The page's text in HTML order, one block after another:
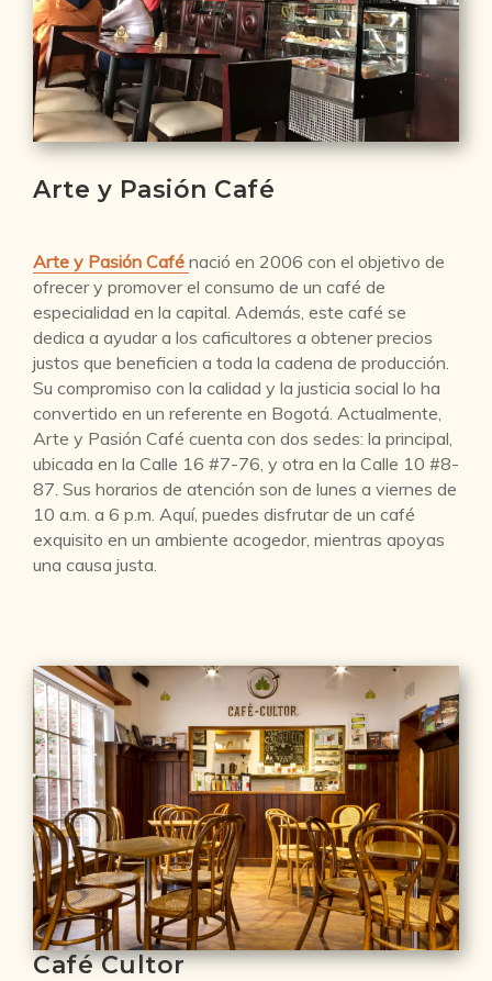
Arte y Pasión Café
Arte y Pasión Café nació en 2006 con el objetivo de
ofrecer y promover el consumo de un café de
especialidad en la capital. Además, este café se
dedica a ayudar a los caficultores a obtener precios
justos que beneficien a toda la cadena de producción.
Su compromiso con la calidad y la justicia social lo ha
convertido en un referente en Bogotá. Actualmente,
Arte y Pasión Café cuenta con dos sedes: la principal,
ubicada en la Calle 16 #7-76, y otra en la Calle 10 #8-
87. Sus horarios de atención son de lunes a viernes de
10 a.m. a 6 p.m. Aquí, puedes disfrutar de un café
exquisito en un ambiente acogedor, mientras apoyas
una causa justa.
Café Cultor